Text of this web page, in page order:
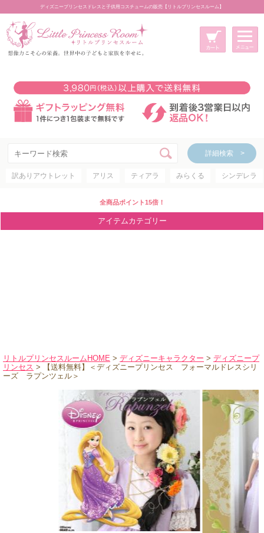
ディズニープリンセスドレスと子供用コスチュームの販売【リトルプリンセスルーム】
詳細検索 >
訳ありアウトレット アリス ティアラ みらくる シンデレラ
全商品ポイント15倍！
アイテムカテゴリー
リトルプリンセスルームHOME > ディズニーキャラクター > ディズニープ
リンセス > 【送料無料】＜ディズニープリンセス フォーマルドレスシリ
ーズ ラプンツェル＞
新規会員登録
マイページ
カート
詳細検索 >
アイテムカテゴリー
ディズニープリンセス
ディズニキャラクター
ブランド別に探す
アウトレット
ショッピングインフォメーション
会社概要
お支払・送料
返品・交換
サイズの測り方
よくあるご質問
レビューを見る
ブログ